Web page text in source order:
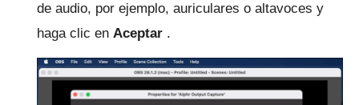
de audio, por ejemplo, auriculares o altavoces y
haga clic en Aceptar .